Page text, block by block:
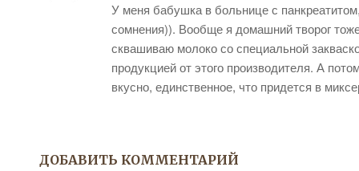
У меня бабушка в больнице с
сомнения)). Вообще я домашний творог
сквашиваю молоко со специальной
продукцией от этого производителя. А
вкусно, единственное, что придется в
ДОБАВИТЬ КОММЕНТАРИЙ